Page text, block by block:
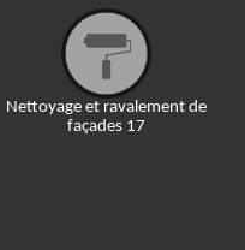
Nettoyage et ravalement de
façades 17